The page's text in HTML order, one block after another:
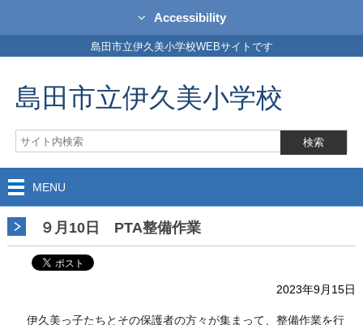
Accessibility
島田市立伊久美小学校WEBサイトです
島田市立伊久美小学校
MENU
９月10日 PTA整備作業
2023年9月15日
伊久美っ子たちとその保護者の方々が集まって、整備作業を行